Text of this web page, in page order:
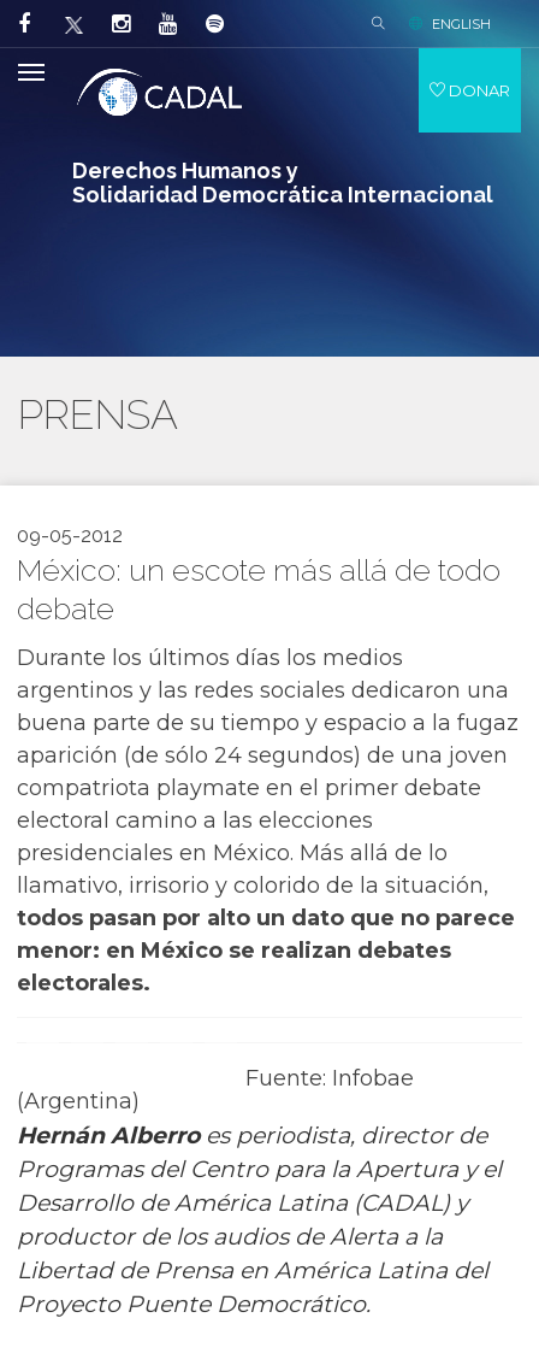
Derechos Humanos y
Solidaridad Democrática Internacional
ENGLISH
DONAR
PRENSA
09-05-2012
México: un escote más allá de todo
debate
Durante los últimos días los medios
argentinos y las redes sociales dedicaron una
buena parte de su tiempo y espacio a la fugaz
aparición (de sólo 24 segundos) de una joven
compatriota playmate en el primer debate
electoral camino a las elecciones
presidenciales en México. Más allá de lo
llamativo, irrisorio y colorido de la situación,
todos pasan por alto un dato que no parece
menor: en México se realizan debates
electorales.
Fuente: Infobae
(Argentina)
Hernán Alberroes periodista, director de
Programas del Centro para la Apertura y el
Desarrollo de América Latina (CADAL) y
productor de los audios de Alerta a la
Libertad de Prensa en América Latina del
Proyecto Puente Democrático.